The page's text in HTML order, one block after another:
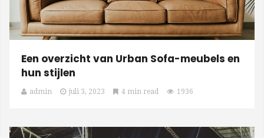
Een overzicht van Urban Sofa-meubels en
hun stijlen
admin juli 3, 2023 4 min read 1936